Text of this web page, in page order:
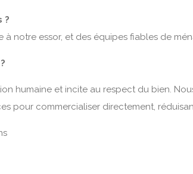
?
à notre essor, et des équipes fiables de
humaine et incite au respect du bien.
pour commercialiser directement,